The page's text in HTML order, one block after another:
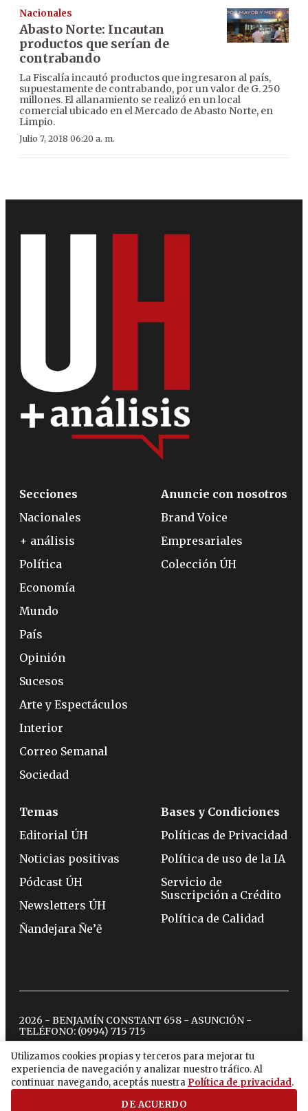
Nacionales
Abasto Norte: Incautan
productos que serían de
contrabando
La Fiscalía incautó productos que ingresaron al país,
supuestamente de contrabando, por un valor de G. 250
millones. El allanamiento se realizó en un local
comercial ubicado en el Mercado de Abasto Norte, en
Limpio.
Julio 7, 2018 06:20 a. m.
Utilizamos cookies propias y terceros para mejorar tu
experiencia de navegación y analizar nuestro tráfico. Al
continuar navegando, aceptás nuestra Política de privacidad.
DE ACUERDO
Secciones
Nacionales
+ análisis
Política
Economía
Mundo
País
Opinión
Sucesos
Arte y Espectáculos
Interior
Correo Semanal
Sociedad
Anuncie con nosotros
Brand Voice
Empresariales
Colección ÚH
Temas
Editorial ÚH
Noticias positivas
Pódcast ÚH
Newsletters ÚH
Ñandejara Ñe’ẽ
Bases y Condiciones
Políticas de Privacidad
Política de uso de la IA
Servicio de
Suscripción a Crédito
Política de Calidad
2026 - BENJAMÍN CONSTANT 658 - ASUNCIÓN -
TELÉFONO: (0994) 715 715
twitterinstagram
facebook
tiktokyoutubespotify